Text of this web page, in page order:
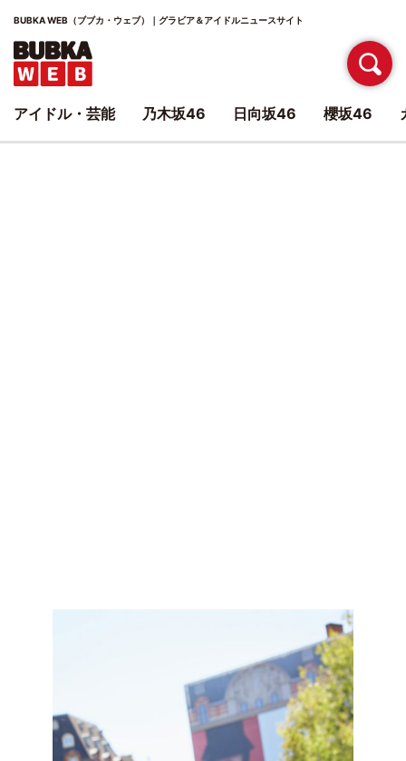
BUBKA WEB（ブブカ・ウェブ）｜グラビア＆アイドルニュースサイト
アイドル・芸能 乃木坂46 日向坂46 櫻坂46